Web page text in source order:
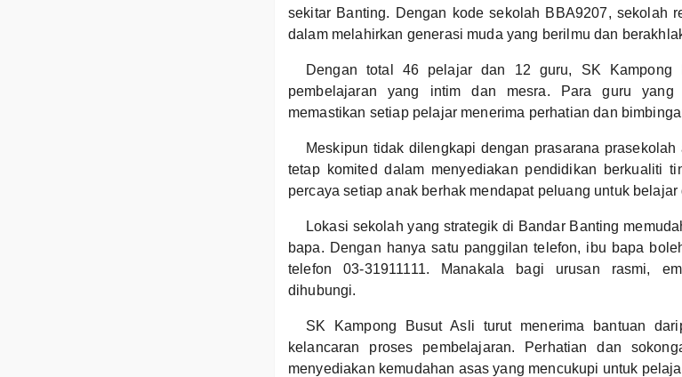
sekitar Banting. Dengan kode sekolah BBA9207, sekolah
dalam melahirkan generasi muda yang berilmu dan
Dengan total 46 pelajar dan 12 guru, SK Kampong
pembelajaran yang intim dan mesra. Para guru yang
memastikan setiap pelajar menerima perhatian dan
Meskipun tidak dilengkapi dengan prasarana
tetap komited dalam menyediakan pendidikan berkualiti
percaya setiap anak berhak mendapat peluang untuk belajar
Lokasi sekolah yang strategik di Bandar Banting
bapa. Dengan hanya satu panggilan telefon, ibu bapa
telefon 03-31911111. Manakala bagi urusan rasmi,
dihubungi.
SK Kampong Busut Asli turut menerima bantuan
kelancaran proses pembelajaran. Perhatian dan
menyediakan kemudahan asas yang mencukupi untuk